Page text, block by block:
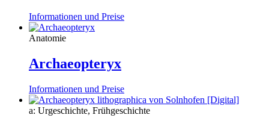
Informationen und Preise
Anatomie
Archaeopteryx
Informationen und Preise
a: Urgeschichte, Frühgeschichte